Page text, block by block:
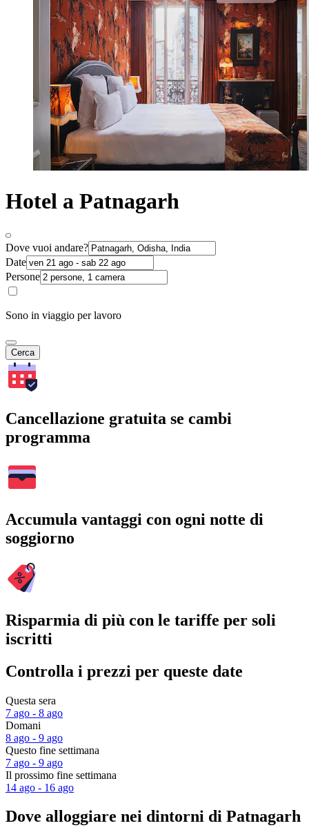
Hotel a Patnagarh
Dove vuoi andare?
Date
Persone
Sono in viaggio per lavoro
Cerca
Cancellazione gratuita se cambi
programma
Accumula vantaggi con ogni notte di
soggiorno
Risparmia di più con le tariffe per soli
iscritti
Controlla i prezzi per queste date
Questa sera
7 ago - 8 ago
Domani
8 ago - 9 ago
Questo fine settimana
7 ago - 9 ago
Il prossimo fine settimana
14 ago - 16 ago
Dove alloggiare nei dintorni di Patnagarh